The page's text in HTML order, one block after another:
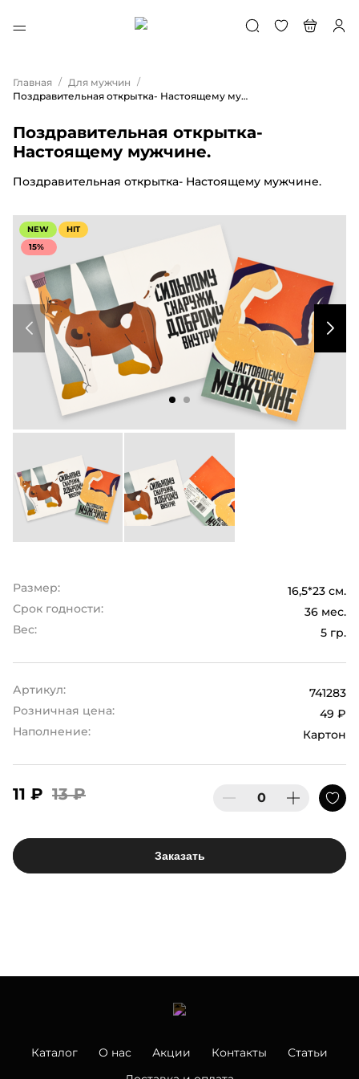
Главная / Для мужчин /
Поздравительная открытка- Настоящему мужчине.
Поздравительная открытка-
Настоящему мужчине.
Поздравительная открытка- Настоящему мужчине.
NEW
HIT
15%
Размер:
16,5*23 см.
Срок годности:
36 мес.
Вес:
5 гр.
Артикул:
741283
Розничная цена:
49 ₽
Наполнение:
Картон
11 ₽ 13 ₽
Заказать
Каталог О нас Акции Контакты
Статьи